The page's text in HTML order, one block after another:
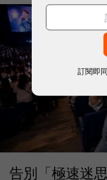
告別「極速迷
訂閱即